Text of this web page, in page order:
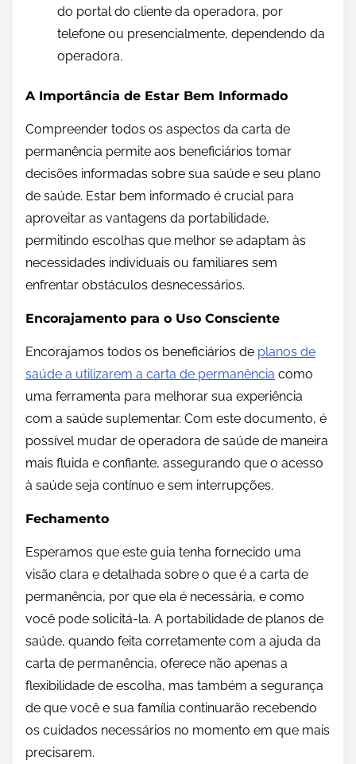
do portal do cliente da operadora, por
telefone ou presencialmente, dependendo da
operadora.
A Importância de Estar Bem Informado
Compreender todos os aspectos da carta de
permanência permite aos beneficiários tomar
decisões informadas sobre sua saúde e seu plano
de saúde. Estar bem informado é crucial para
aproveitar as vantagens da portabilidade,
permitindo escolhas que melhor se adaptam às
necessidades individuais ou familiares sem
enfrentar obstáculos desnecessários.
Encorajamento para o Uso Consciente
Encorajamos todos os beneficiários de planos de
saúde a utilizarem a carta de permanência como
uma ferramenta para melhorar sua experiência
com a saúde suplementar. Com este documento, é
possível mudar de operadora de saúde de maneira
mais fluida e confiante, assegurando que o acesso
à saúde seja contínuo e sem interrupções.
Fechamento
Esperamos que este guia tenha fornecido uma
visão clara e detalhada sobre o que é a carta de
permanência, por que ela é necessária, e como
você pode solicitá-la. A portabilidade de planos de
saúde, quando feita corretamente com a ajuda da
carta de permanência, oferece não apenas a
flexibilidade de escolha, mas também a segurança
de que você e sua família continuarão recebendo
os cuidados necessários no momento em que mais
precisarem.